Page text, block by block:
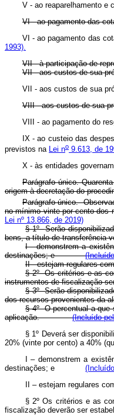
V - ao reaparelhamento
VI - ao pagamento das
VI - ao pagamento das
1993).
VII - à participação de
VII - aos custos de
VII - aos custos de sua
VIII - aos custos de sua
VIII - ao pagamento do
IX - ao custeio das
previstos na Lei no 9.613, de
X - às entidades
Parágrafo único.
origem à decretação do
Parágrafo único.
no mínimo vinte por cento
Lei nº 13.866, de 2019)
§ 1ºSerão
bens, a título de
I - demonstrem a
destinações; e
II - estejam regulares
§ 2º Os critérios e as
instrumentos de fiscalização
§ 3º Serão
dos recursos provenientes da
§ 4º O percentual a que
aplicação.
(Incluído
§ 1º Deverá ser
20% (vinte por cento) a 40%
I – demonstrem a
destinações; e
II – estejam regulares
§ 2º Os critérios e as
fiscalização deverão ser